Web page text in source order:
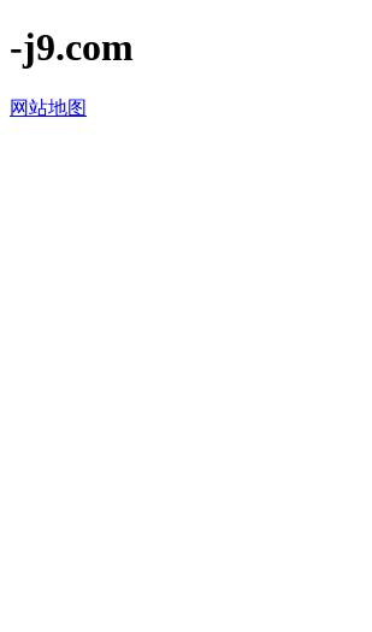
-j9.com
网站地图